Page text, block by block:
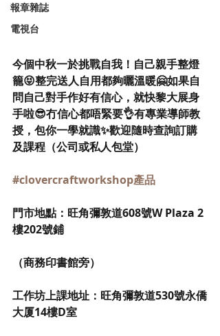
報章雜誌
電視台
今個中秋一於挑戰自我！自己親手整燈
籠😝整完送人自用都夠曬溫暖🤗如果自
問自己對手作好有信心，就快黎大展身
手啦😎冇信心都唔緊要👌有專業導師教
授，包你一學就識✨歡迎隨時查詢訂購
及課程（公司或私人包堂）
#clovercraftworkshop產品
門市地點：旺角彌敦道608號W Plaza 2
樓202號鋪
（商務印書館旁）
工作坊上課地址：旺角彌敦道530號永僑
大厦14樓D室